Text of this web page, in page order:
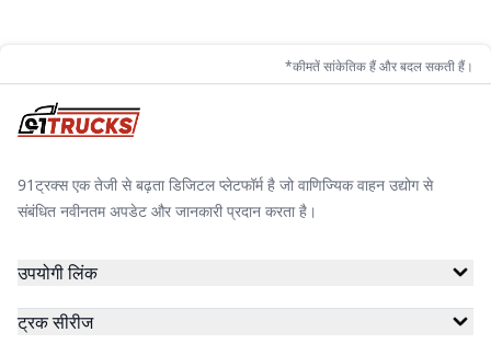
*कीमतें सांकेतिक हैं और बदल सकती हैं।
91ट्रक्स एक तेजी से बढ़ता डिजिटल प्लेटफॉर्म है जो वाणिज्यिक वाहन उद्योग से
संबंधित नवीनतम अपडेट और जानकारी प्रदान करता है।
उपयोगी लिंक
ट्रक सीरीज